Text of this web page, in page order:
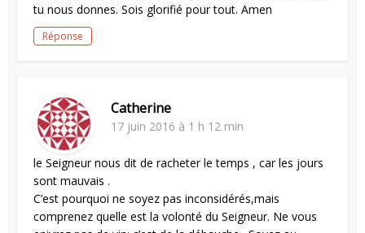
tu nous donnes. Sois glorifié pour tout. Amen
Réponse
Catherine
17 juin 2016 à 1 h 12 min
le Seigneur nous dit de racheter le temps , car les jours
sont mauvais .
C’est pourquoi ne soyez pas inconsidérés,mais
comprenez quelle est la volonté du Seigneur. Ne vous